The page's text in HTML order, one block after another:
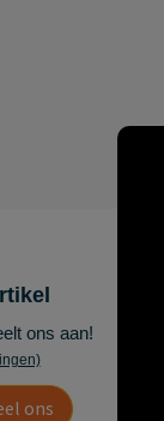
ons aan!
ons